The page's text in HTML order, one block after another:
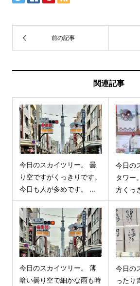
関連記事
今日のスカイツリー。 曇
り空ですがくっきりです。
今日も人が多めです。 ...
今日の
タワー
方くっ
今日のスカイツリー。 薄
暗い曇り空で細かな雨も時
今日の
ったり